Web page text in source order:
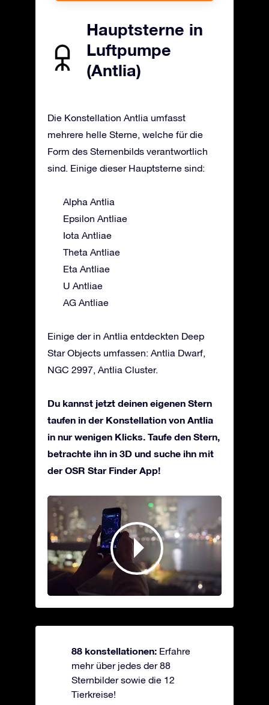
Hauptsterne in
Luftpumpe
(Antlia)
Die Konstellation Antlia umfasst
mehrere helle Sterne, welche für die
Form des Sternenbilds verantwortlich
sind. Einige dieser Hauptsterne sind:
Alpha Antlia
Epsilon Antliae
Iota Antliae
Theta Antliae
Eta Antliae
U Antliae
AG Antliae
Einige der in Antlia entdeckten Deep
Star Objects umfassen: Antlia Dwarf,
NGC 2997, Antlia Cluster.
Du kannst jetzt deinen eigenen Stern
taufen in der Konstellation von Antlia
in nur wenigen Klicks. Taufe den Stern,
betrachte ihn in 3D und suche ihn mit
der OSR Star Finder App!
88 konstellationen: Erfahre
mehr über jedes der 88
Sternbilder sowie die 12
Tierkreise!